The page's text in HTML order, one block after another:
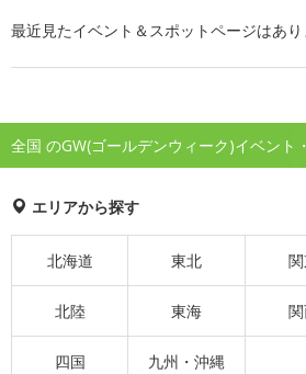
最近見たイベント＆スポットページはあり
全国 のGW(ゴールデンウィーク)イベント
エリアから探す
北海道 東北
北陸 東海
四国 九州・沖縄